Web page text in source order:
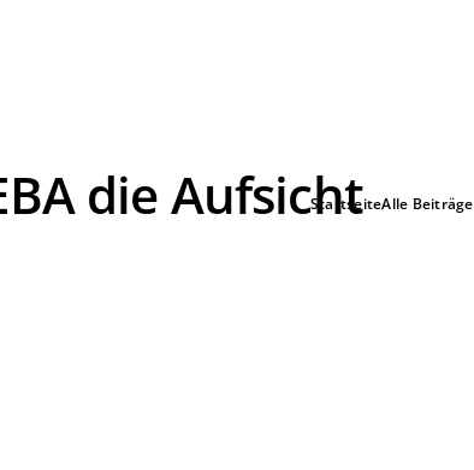
StartseiteAlle Beiträge
die Aufsicht